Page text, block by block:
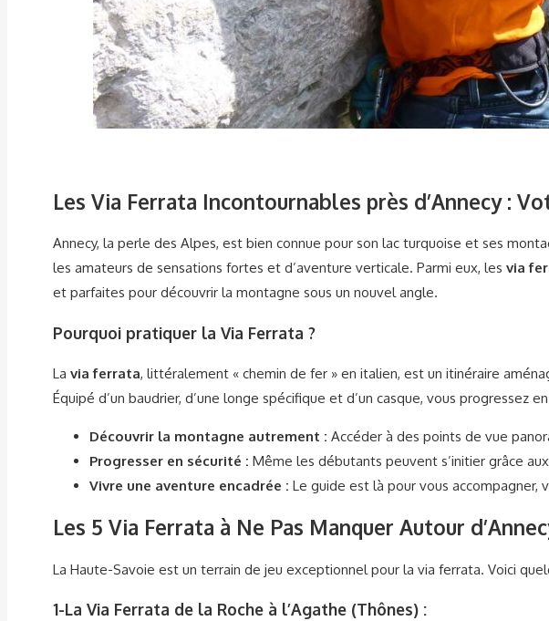
Les Via Ferrata Incontournables près d’Annecy :
Annecy, la perle des Alpes, est bien connue pour son lac turquoise et ses
les amateurs de sensations fortes et d’aventure verticale. Parmi eux, les via
et parfaites pour découvrir la montagne sous un nouvel angle.
Pourquoi pratiquer la Via Ferrata ?
La via ferrata, littéralement « chemin de fer » en italien, est un itinéraire
Équipé d’un baudrier, d’une longe spécifique et d’un casque, vous progressez
Découvrir la montagne autrement : Accéder à des points de vue
Progresser en sécurité : Même les débutants peuvent s’initier grâce
Vivre une aventure encadrée : Le guide est là pour vous accompagner,
Les 5 Via Ferrata à Ne Pas Manquer Autour
La Haute-Savoie est un terrain de jeu exceptionnel pour la via ferrata. Voici
1-La Via Ferrata de la Roche à l’Agathe (Thônes) :